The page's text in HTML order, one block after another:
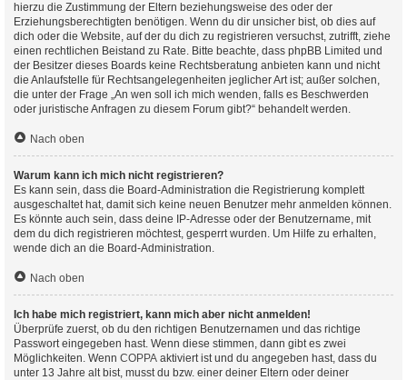
hierzu die Zustimmung der Eltern beziehungsweise des oder der
Erziehungsberechtigten benötigen. Wenn du dir unsicher bist, ob dies auf
dich oder die Website, auf der du dich zu registrieren versuchst, zutrifft, ziehe
einen rechtlichen Beistand zu Rate. Bitte beachte, dass phpBB Limited und
der Besitzer dieses Boards keine Rechtsberatung anbieten kann und nicht
die Anlaufstelle für Rechtsangelegenheiten jeglicher Art ist; außer solchen,
die unter der Frage „An wen soll ich mich wenden, falls es Beschwerden
oder juristische Anfragen zu diesem Forum gibt?“ behandelt werden.
Nach oben
Warum kann ich mich nicht registrieren?
Es kann sein, dass die Board-Administration die Registrierung komplett
ausgeschaltet hat, damit sich keine neuen Benutzer mehr anmelden können.
Es könnte auch sein, dass deine IP-Adresse oder der Benutzername, mit
dem du dich registrieren möchtest, gesperrt wurden. Um Hilfe zu erhalten,
wende dich an die Board-Administration.
Nach oben
Ich habe mich registriert, kann mich aber nicht anmelden!
Überprüfe zuerst, ob du den richtigen Benutzernamen und das richtige
Passwort eingegeben hast. Wenn diese stimmen, dann gibt es zwei
Möglichkeiten. Wenn COPPA aktiviert ist und du angegeben hast, dass du
unter 13 Jahre alt bist, musst du bzw. einer deiner Eltern oder deiner